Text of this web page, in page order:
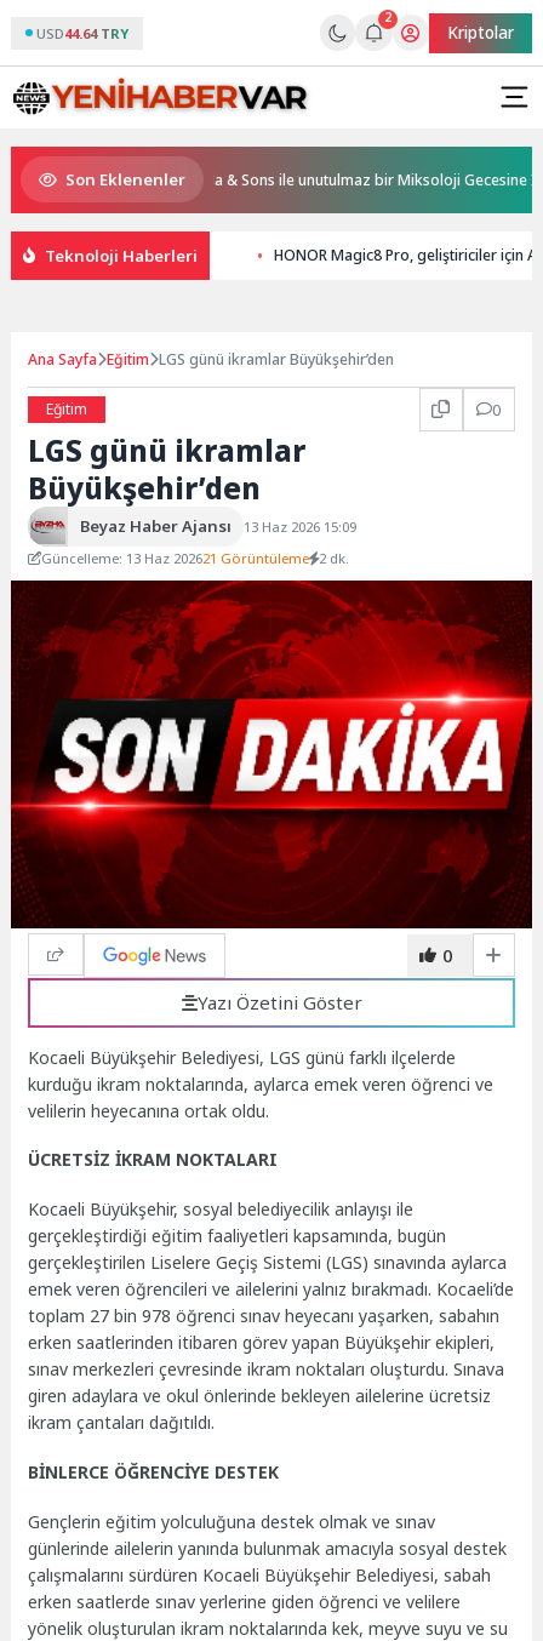
USD44.64 TRY
2
Kriptolar
Son Eklenenler
Resorts, Ödüllü bar Panda & Sons ile unutulmaz bir Miksoloji Gecesine İmza
Teknoloji Haberleri HONOR Magic8 Pro, geliştiriciler için
Ana Sayfa Eğitim LGS günü ikramlar Büyükşehir’den
Eğitim 0
LGS günü ikramlar
Büyükşehir’den
Beyaz Haber Ajansı
13 Haz 2026 15:09
Güncelleme: 13 Haz 202621 Görüntüleme 2 dk.
0
Yazı Özetini Göster
Kocaeli Büyükşehir Belediyesi, LGS günü farklı ilçelerde
kurduğu ikram noktalarında, aylarca emek veren öğrenci ve
velilerin heyecanına ortak oldu.
ÜCRETSİZ İKRAM NOKTALARI
Kocaeli Büyükşehir, sosyal belediyecilik anlayışı ile
gerçekleştirdiği eğitim faaliyetleri kapsamında, bugün
gerçekleştirilen Liselere Geçiş Sistemi (LGS) sınavında aylarca
emek veren öğrencileri ve ailelerini yalnız bırakmadı. Kocaeli’de
toplam 27 bin 978 öğrenci sınav heyecanı yaşarken, sabahın
erken saatlerinden itibaren görev yapan Büyükşehir ekipleri,
sınav merkezleri çevresinde ikram noktaları oluşturdu. Sınava
giren adaylara ve okul önlerinde bekleyen ailelerine ücretsiz
ikram çantaları dağıtıldı.
BİNLERCE ÖĞRENCİYE DESTEK
Gençlerin eğitim yolculuğuna destek olmak ve sınav
günlerinde ailelerin yanında bulunmak amacıyla sosyal destek
çalışmalarını sürdüren Kocaeli Büyükşehir Belediyesi, sabah
erken saatlerde sınav yerlerine giden öğrenci ve velilere
yönelik oluşturulan ikram noktalarında kek, meyve suyu ve su